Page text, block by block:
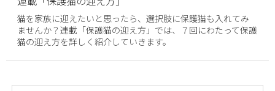
猫を家族に迎えたいと思ったら、選択肢に保護猫も入れてみ
ませんか？連載「保護猫の迎え方」では、７回にわたって保護
猫の迎え方を詳しく紹介していきます。